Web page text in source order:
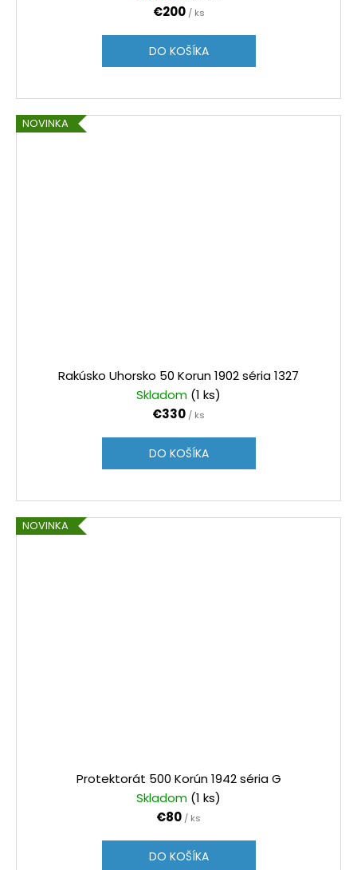
€200 / ks
DO KOŠÍKA
NOVINKA
Rakúsko Uhorsko 50 Korun 1902 séria 1327
Skladom (1 ks)
€330 / ks
DO KOŠÍKA
NOVINKA
Protektorát 500 Korún 1942 séria G
Skladom (1 ks)
€80 / ks
DO KOŠÍKA